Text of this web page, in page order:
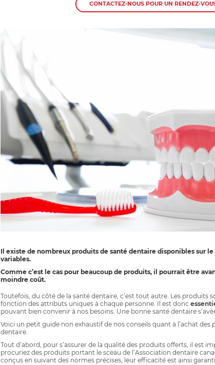
CONTACTEZ-NOUS POUR UN RENDEZ-
Il existe de nombreux produits de santé dentaire disponibles sur le
variables.
Comme c’est le cas pour beaucoup de produits, il pourrait être
moindre coût.
Toutefois, du côté de la santé dentaire, c’est tout autre. Les produits
fonction des attributs uniques à chaque personne. Il est donc
pouvant bien convenir à nos besoins. Une bonne santé dentaire
Voici un petit guide non exhaustif de nos conseils quant à l’achat des
dentaire.
Tout d’abord, pour s’assurer de la qualité des produits offerts, il est
procuriez des produits portant le sceau de l’Association dentaire
conçus en suivant des normes précises, leur efficacité est ainsi